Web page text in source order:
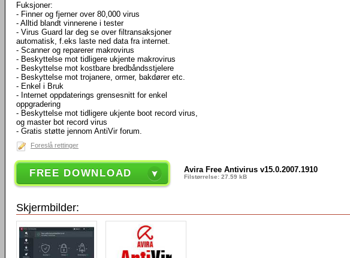
Fuksjoner:
- Finner og fjerner over 80,000 virus
- Alltid blandt vinnerene i tester
- Virus Guard lar deg se over filtransaksjoner
automatisk, f.eks laste ned data fra internet.
- Scanner og reparerer makrovirus
- Beskyttelse mot tidligere ukjente makrovirus
- Beskyttelse mot kostbare bredbåndsstjelere
- Beskyttelse mot trojanere, ormer, bakdører etc.
- Enkel i Bruk
- Internet oppdaterings grensesnitt for enkel
oppgradering
- Beskyttelse mot tidligere ukjente boot record virus,
og master bot record virus
- Gratis støtte jennom AntiVir forum.
Foreslå rettinger
FREE DOWNLOAD Avira Free Antivirus v15.0.2007.1910
Filstørrelse: 27.59 kB
Skjermbilder: